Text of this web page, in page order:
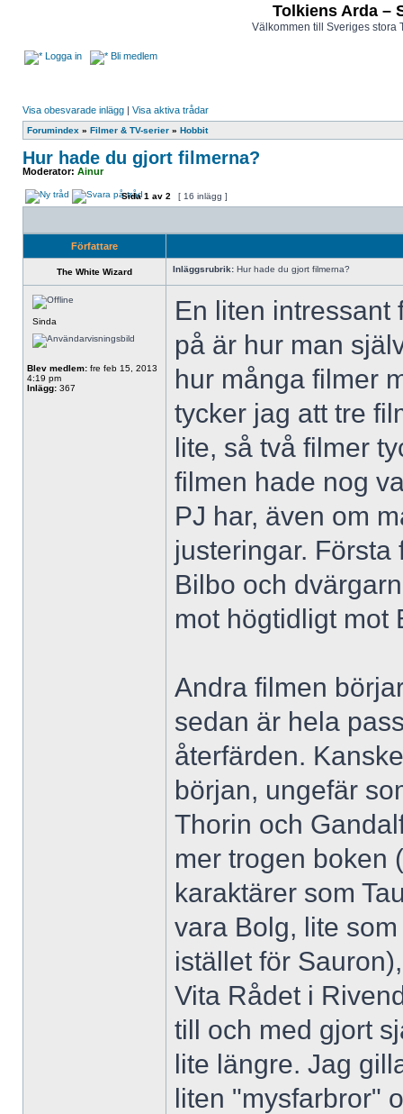
Tolkiens Arda –
Välkommen till Sveriges stora
Logga in Bli medlem
Visa obesvarade inlägg | Visa aktiva trådar
Forumindex » Filmer & TV-serier » Hobbit
Hur hade du gjort filmerna?
Moderator: Ainur
Sida1 av 2 [ 16 inlägg ]
Författare
The White Wizard Inläggsrubrik: Hur hade du gjort filmerna?
Sinda
Blev medlem: fre feb 15, 2013
4:19 pm
Inlägg: 367
En liten intressant
på är hur man
hur många filmer
tycker jag att tre
lite, så två filmer
filmen hade nog
PJ har, även om
justeringar.
Bilbo och
mot högtidligt mot
Andra filmen
sedan är hela
återfärden.
början, ungefär
Thorin och
mer trogen boken
karaktärer som
vara Bolg, lite
istället för
Vita Rådet i
till och med gjort
lite längre. Jag
liten "mysfarbror"